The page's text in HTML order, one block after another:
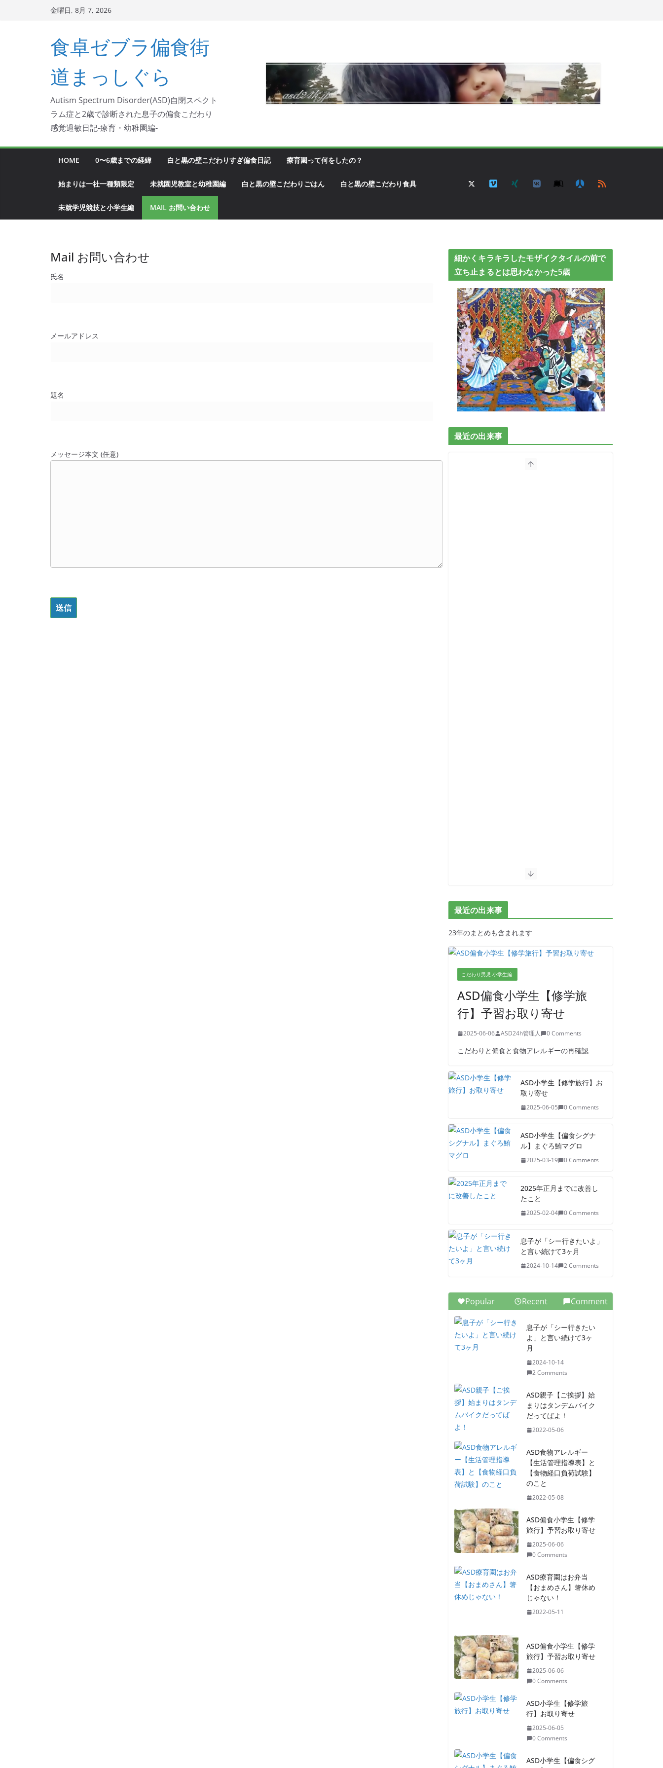
金曜日, 8月 7, 2026
食卓ゼブラ偏食街
道まっしぐら
Autism Spectrum Disorder(ASD)自閉スペクト
ラム症と2歳で診断された息子の偏食こだわり
感覚過敏日記-療育・幼稚園編-
HOME 0〜6歳までの経緯 白と黒の壁こだわりすぎ偏食日記 療育園って何をしたの？
始まりは一社一種類限定 未就園児教室と幼稚園編 白と黒の壁こだわりごはん 白と黒の壁こだわり食具
未就学児競技と小学生編 MAIL お問い合わせ
Mail お問い合わせ
氏名
メールアドレス
題名
メッセージ本文 (任意)
細かくキラキラしたモザイクタイルの前で
立ち止まるとは思わなかった5歳
最近の出来事
最近の出来事
23年のまとめも含まれます
こだわり男児-小学生編-
ASD偏食小学生【修学旅
行】予習お取り寄せ
2025-06-06 ASD24h管理人 0 Comments
こだわりと偏食と食物アレルギーの再確認
ASD小学生【修学旅行】お
取り寄せ
2025-06-05 0 Comments
ASD小学生【偏食シグナ
ル】まぐろ鮪マグロ
2025-03-19 0 Comments
2025年正月までに改善し
たこと
2025-02-04 0 Comments
息子が「シー行きたいよ」
と言い続けて3ヶ月
2024-10-14 2 Comments
Popular Recent Comment
息子が「シー行きたい
よ」と言い続けて3ヶ
月
2024-10-14
2 Comments
ASD親子【ご挨拶】始
まりはタンデムバイク
だってばよ！
2022-05-06
ASD食物アレルギー
【生活管理指導表】と
【食物経口負荷試験】
のこと
2022-05-08
ASD偏食小学生【修学
旅行】予習お取り寄せ
2025-06-06
0 Comments
ASD療育園はお弁当
【おまめさん】箸休め
じゃない！
2022-05-11
ASD偏食小学生【修学
旅行】予習お取り寄せ
2025-06-06
0 Comments
ASD小学生【修学旅
行】お取り寄せ
2025-06-05
0 Comments
ASD小学生【偏食シグ